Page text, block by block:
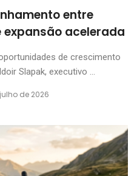
entre
acelerada
de crescimento
Slapak, executivo ...
de 2026